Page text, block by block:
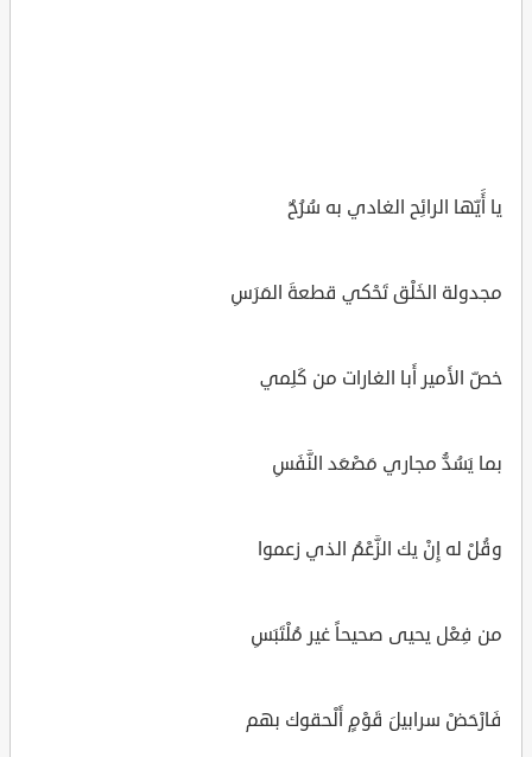
يا أََيّها الرائِح الغادي به سُرُحٌ
مجدولة الخَلْق تَحْكي قطعةَ المَرَسِ
خصّ الأَمير أَبا الغارات من كَلِمي
بما يَسُدُّ مجاري مَصْعَد النَّفَسِ
وقُلْ له إِنْ يك الزَّعْمُ الذي زعموا
من فِعْل يحيى صحيحاً غير مُلْتَبَسِ
فَارْحَضْ سرابيلَ قَوْمٍ أَلْحقوك بهم